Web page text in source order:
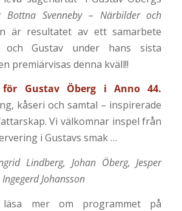
Bottna Svenneby – Närbilder och
är resultatet av ett samarbete
och Gustav under hans sista
premiärvisas denna kväll!!
för Gustav Öberg i Anno 44.
kåseri och samtal – inspirerade
Vi välkomnar inspel från
i Gustavs smak …
Lindberg, Johan Öberg, Jesper
Johansson
mer om programmet på